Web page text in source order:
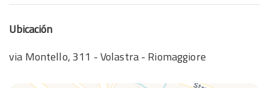
Toallas
TV
Vistas al agua
Ubicación
via Montello, 311 - Volastra - Riomaggiore